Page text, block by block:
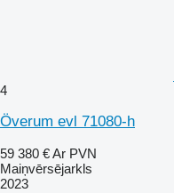
4
Överum evl 71080-h
59 380 €Ar PVN
Maiņvērsējarkls
2023